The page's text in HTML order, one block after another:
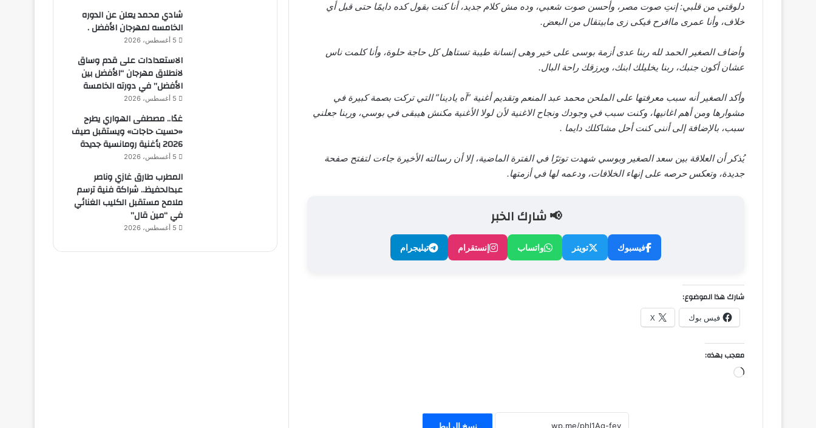
دلوقتي من قلبي: إنتِ صوت مصر، وأحسن صوت شعبي، وده مش كلام جديد، أنا كنت بقول كده دايمًا حتى قبل أي
خلاف، وأنا عمرى ماافرح فيكى زى مابيتقال من البعض.
وأضاف الصغير الحمد لله ربنا عدى أزمة بوسى على خير وهى إنسانة طيبة تستاهل كل حاجة حلوة، وأنا كلمت ناس
عشان أكون جنبك، ربنا يخليلك ابنك، ويرزقك راحة البال.
وأكد الصغير أنه سبب معرفتها على الملحن محمد عبد المنعم وتقديم أغنية “آه يادينا” التي تركت بصمة كبيرة في
مشوارها ومن أهم اغانيها، وكنت سبب في وجودك ونجاح الاغنية لأن لولا الأغنية مكنش هيبقى في بوسي، وربنا جعلني
سبب، بالإضافة إلى أننى كنت أحل مشاكلك دايما .
يُذكر أن العلاقة بين سعد الصغير وبوسي شهدت توترًا في الفترة الماضية، إلا أن رسالته الأخيرة جاءت لتفتح صفحة
جديدة، وتعكس حرصه على إنهاء الخلافات، ودعمه لها في أزمتها.
📢 شارك الخبر
فيسبوك تويتر واتساب إنستقرام تيليجرام
شارك هذا الموضوع:
فيس بوك X
معجب بهذه:
جاري
شادي محمد يعلن عن الدوره
الخامسه لمهرجان الأفضل .
5 أغسطس، 2026
الاستعدادات على قدم وساق
لانطلاق مهرجان “الأفضل بين
الأفضل” في دورته الخامسة
5 أغسطس، 2026
غدًا.. مصطفى الهواري يطرح
«حسيت حاجات» ويستقبل صيف
2026 بأغنية رومانسية جديدة
5 أغسطس، 2026
المطرب طارق غازي وناصر
عبدالحفيظ.. شراكة فنية ترسم
ملامح مستقبل الكليب الغنائي
في “مين قال”
5 أغسطس، 2026